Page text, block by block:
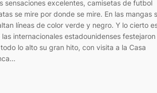
sensaciones excelentes, camisetas de futbol
se mire por donde se mire. En las mangas
líneas de color verde y negro. Y lo cierto
las internacionales estadounidenses festejaron
lo alto su gran hito, con visita a la Casa